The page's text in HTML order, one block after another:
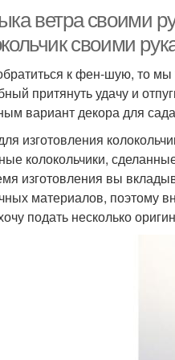
ветра своими
своими
к фен-шую, то мы
притянуть удачу и
вариант декора для
изготовления
колокольчики,
изготовления вы
материалов, поэтому
подать несколько